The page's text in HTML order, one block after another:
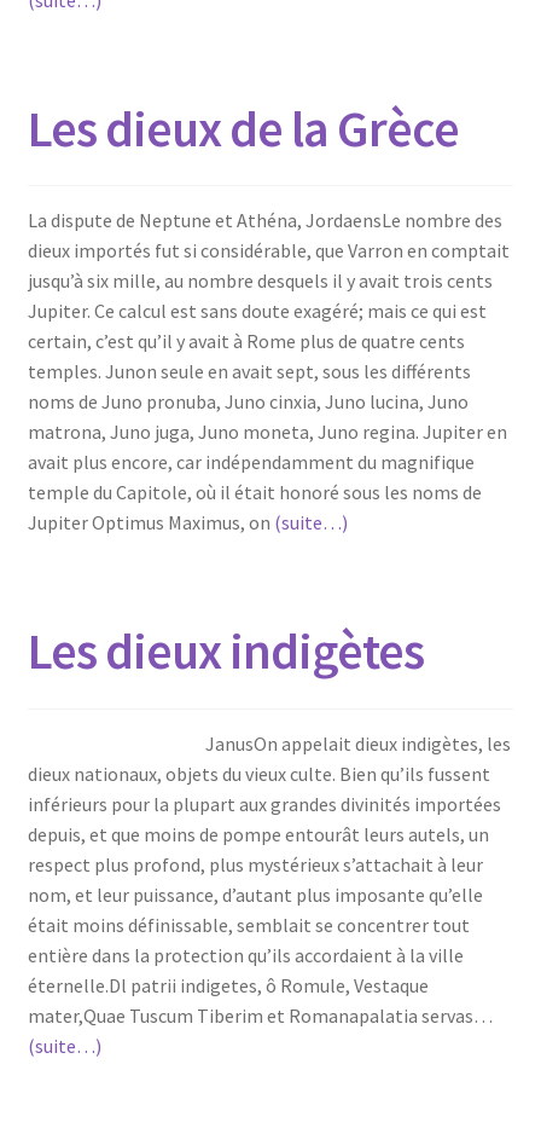
Les dieux de la Grèce
La dispute de Neptune et Athéna, JordaensLe nombre des
dieux importés fut si considérable, que Varron en comptait
jusqu’à six mille, au nombre desquels il y avait trois cents
Jupiter. Ce calcul est sans doute exagéré; mais ce qui est
certain, c’est qu’il y avait à Rome plus de quatre cents
temples. Junon seule en avait sept, sous les différents
noms de Juno pronuba, Juno cinxia, Juno lucina, Juno
matrona, Juno juga, Juno moneta, Juno regina. Jupiter en
avait plus encore, car indépendamment du magnifique
temple du Capitole, où il était honoré sous les noms de
Jupiter Optimus Maximus, on (suite…)
Les dieux indigètes
JanusOn appelait dieux indigètes, les
dieux nationaux, objets du vieux culte. Bien qu’ils fussent
inférieurs pour la plupart aux grandes divinités importées
depuis, et que moins de pompe entourât leurs autels, un
respect plus profond, plus mystérieux s’attachait à leur
nom, et leur puissance, d’autant plus imposante qu’elle
était moins définissable, semblait se concentrer tout
entière dans la protection qu’ils accordaient à la ville
éternelle.Dl patrii indigetes, ô Romule, Vestaque
mater,Quae Tuscum Tiberim et Romanapalatia servas…
(suite…)